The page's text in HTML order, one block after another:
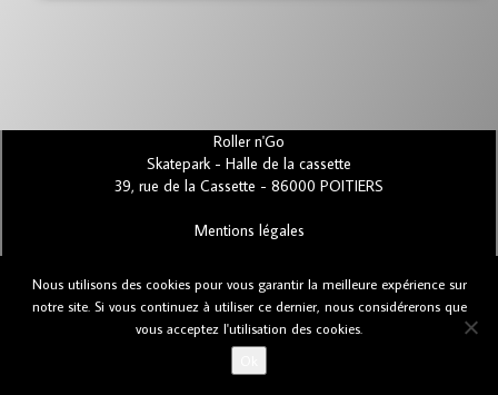
Roller n'Go
Skatepark - Halle de la cassette
39, rue de la Cassette - 86000 POITIERS
Mentions légales
Bugs et suggestions
Nous utilisons des cookies pour vous garantir la meilleure expérience sur
notre site. Si vous continuez à utiliser ce dernier, nous considérerons que
vous acceptez l'utilisation des cookies.